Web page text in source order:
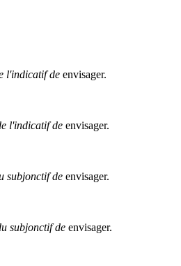
l'indicatif de envisager.
l'indicatif de envisager.
subjonctif de envisager.
subjonctif de envisager.